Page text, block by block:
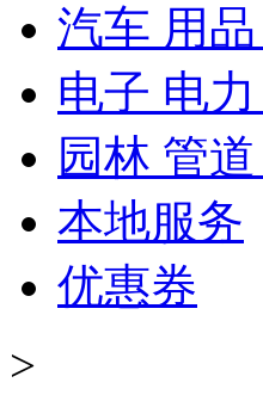
汽车 用
电子 电
园林 管
本地服务
优惠券
>